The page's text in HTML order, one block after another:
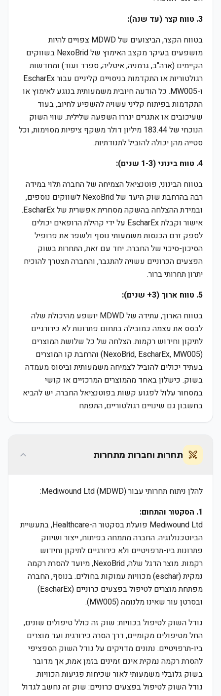
3. טווח קצר (עד שנה):
בטווח הקצר, הביצועים של MDWD צפויים להיות
מושפעים בעיקר מקצב האימוץ של NexoBrid בשווקים
הקיימים (ארה"ב, גרמניה, איטליה, ספרד ועוד) ומחדשות
רגולטוריות או התקדמות בניסויים קליניים עבור EscharEx
ו-MW005. כל הודעה חיובית משמעותית בנוגע לאימוץ או
התקדמות בפיתוח קליני עשויה להשפיע לחיוב, בעוד
שעיכובים או אתגרים יגררו השפעה שלילית. שווי השוק
הנוכחי של 183.44 מיליון דולר משקף ציפיות מסוימות, וכל
סטייה מהן יכולה להוביל לתנודתיות.
4. טווח בינוני (1-3 שנים):
בטווח הבינוני, פוטנציאל הצמיחה של החברה תלוי במידה
רבה בהרחבת שוק היעד של NexoBrid לשווקים נוספים,
ובמידת ההצלחה בהשקה מסחרית אפשרית של EscharEx.
אישור וקבלת EscharEx על ידי קהילת הרופאים יכולים
לספק זרם הכנסות משמעותי נוסף ולשפר את פרופיל
הסיכון-סיכוי של החברה. יחד עם זאת, התחרות בשוק
הפצעים הכרוניים עשויה להתגבר, והחברה תצטרך להוכיח
יתרון תחרותי ברור.
5. טווח ארוך (3+ שנים):
בטווח הארוך, עתידה של MDWD יושפע מהיכולת שלה
לבסס את עצמה כמובילה בתחום פתרונות לא כירורגיים
לתיקון וחידוש רקמות. הצלחה של כל שלושת המוצרים
(NexoBrid, EscharEx, MW005) והרחבת קו המוצרים
בעתיד יכולים להוביל לצמיחה משמעותית וביסוס מעמדה
בשוק. כישלון באחד מהמוצרים המרכזיים או קושי
במסחור עלול לפגוע קשות בפוטנציאל החברה. יש להביא
בחשבון גם שינויים רגולטוריים, התפתח
תחרות וחברות מתחרות
להלן ניתוח תחרותי עבור Mediwound Ltd (MDWD):
1. הסקטור והתחום:
Mediwound Ltd פועלת בסקטור ה-Healthcare, בתעשיית
הביוטכנולוגיה. החברה מתמחה בפיתוח, ייצור ושיווק
פתרונות ביו-תרפויטיים ולא כירורגיים לתיקון וחידוש
רקמות. מוצר הדגל שלה, NexoBrid, מיועד להסרת רקמה
נמקית (eschar) מכוויות עמוקות בחולים. בנוסף, החברה
מפתחת מוצרים לטיפול בפצעים כרוניים (EscharEx)
ובסרטן עור שאינו מלנומה (MW005).
גודל השוק לטיפול בכוויות: שוק זה כולל טיפולים שונים,
החל מטיפולים מקומיים, דרך הסרה כירורגית ועד מוצרים
ביו-תרפויטיים. נתונים מדויקים על גודל השוק הספציפי
להסרת רקמה נמקית אינם זמינים בזמן אמת, אך מדובר
בשוק גלובלי משמעותי לאור שכיחות פגיעות הכוויות.
גודל השוק לטיפול בפצעים כרוניים: שוק זה נחשב לגדול